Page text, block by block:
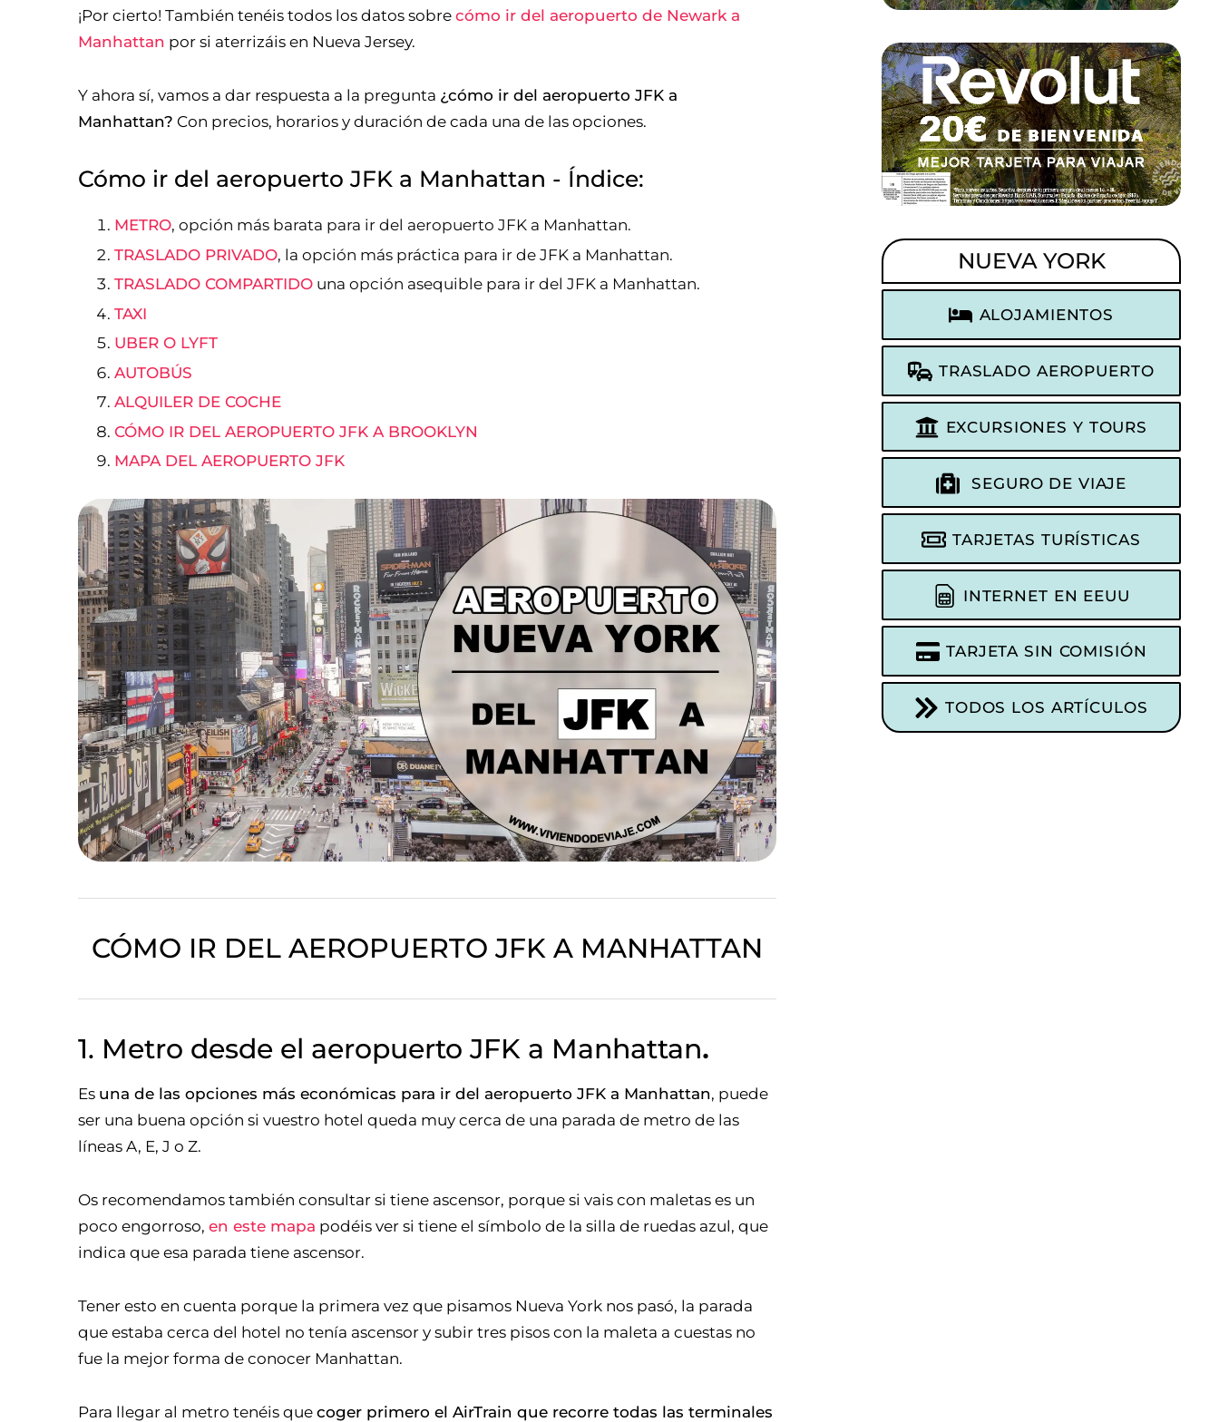
¡Por cierto! También tenéis todos los datos sobrecómo ir del aeropuerto de Newark a
Manhattan por si aterrizáis en Nueva Jersey.
Y ahora sí, vamos a dar respuesta a la pregunta ¿cómo ir del aeropuerto JFK a
Manhattan? Con precios, horarios y duración de cada una de las opciones.
Cómo ir del aeropuerto JFK a Manhattan - Índice:
METRO, opción más barata para ir del aeropuerto JFK a Manhattan.
TRASLADO PRIVADO, la opción más práctica para ir de JFK a Manhattan.
TRASLADO COMPARTIDO una opción asequible para ir del JFK a Manhattan.
TAXI
UBER O LYFT
AUTOBÚS
ALQUILER DE COCHE
CÓMO IR DEL AEROPUERTO JFK A BROOKLYN
MAPA DEL AEROPUERTO JFK
CÓMO IR DEL AEROPUERTO JFK A MANHATTAN
1. Metro desde el aeropuerto JFK a Manhattan.
Es una de las opciones más económicas para ir del aeropuerto JFK a Manhattan, puede
ser una buena opción si vuestro hotel queda muy cerca de una parada de metro de las
líneas A, E, J o Z.
Os recomendamos también consultar si tiene ascensor, porque si vais con maletas es un
poco engorroso,en este mapa podéis ver si tiene el símbolo de la silla de ruedas azul, que
indica que esa parada tiene ascensor.
Tener esto en cuenta porque la primera vez que pisamos Nueva York nos pasó, la parada
que estaba cerca del hotel no tenía ascensor y subir tres pisos con la maleta a cuestas no
fue la mejor forma de conocer Manhattan.
Para llegar al metro tenéis quecoger primero el AirTrain que recorre todas las terminales
NUEVA YORK
ALOJAMIENTOS
TRASLADO AEROPUERTO
EXCURSIONES Y TOURS
SEGURO DE VIAJE
TARJETAS TURÍSTICAS
INTERNET EN EEUU
TARJETA SIN COMISIÓN
TODOS LOS ARTÍCULOS